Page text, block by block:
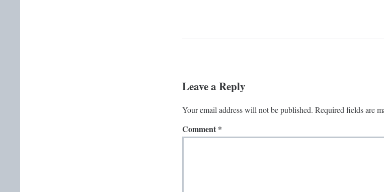
Leave a Reply
Your email address will not be published. Required fields are
Comment *